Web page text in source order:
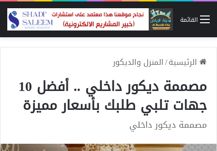
القائمة
الرئيسية/المنزل والديكور
مصممة ديكور داخلي .. أفضل 10
جهات تلبي طلبك بأسعار مميزة
مصممة ديكور داخلي